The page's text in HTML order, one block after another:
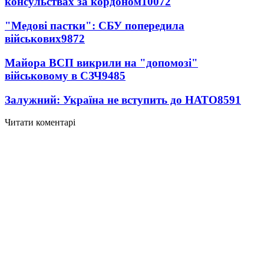
"Медові пастки": СБУ попередила
військових9872
Майора ВСП викрили на "допомозі"
військовому в СЗЧ9485
Залужний: Україна не вступить до НАТО8591
Читати коментарі